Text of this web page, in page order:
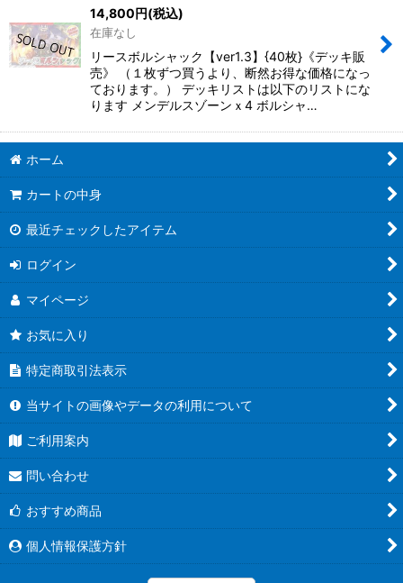
14,800 円(税込)
在庫なし
リースボルシャック【ver1.3】{40枚}《デッキ販
売》 （１枚ずつ買うより、断然お得な価格になっ
ております。） デッキリストは以下のリストにな
ります メンデルスゾーンｘ4 ボルシャ…
ホーム
カートの中身
最近チェックしたアイテム
ログイン
マイページ
お気に入り
特定商取引法表示
当サイトの画像やデータの利用について
ご利用案内
問い合わせ
おすすめ商品
個人情報保護方針